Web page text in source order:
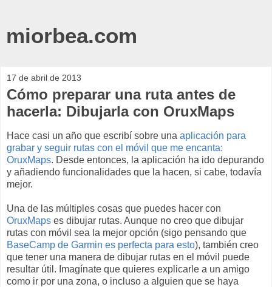
miorbea.com
17 de abril de 2013
Cómo preparar una ruta antes de
hacerla: Dibujarla con OruxMaps
Hace casi un año que escribí sobre una aplicación para
grabar y seguir rutas con el móvil que me encanta:
OruxMaps. Desde entonces, la aplicación ha ido depurando
y añadiendo funcionalidades que la hacen, si cabe, todavía
mejor.
Una de las múltiples cosas que puedes hacer con
OruxMaps es dibujar rutas. Aunque no creo que dibujar
rutas con móvil sea la mejor opción (sigo pensando que
BaseCamp de Garmin es perfecta para esto), también creo
que tener una manera de dibujar rutas en el móvil puede
resultar útil. Imagínate que quieres explicarle a un amigo
como ir por una zona, o incluso a alguien que se haya